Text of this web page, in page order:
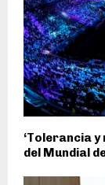
‘Tolerancia
del Mundial